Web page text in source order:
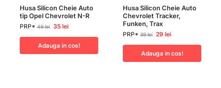
Husa Silicon Cheie Auto
tip Opel Chevrolet N-R
PRP* 49lei 35 lei
Adauga in cos!
Husa Silicon Cheie Auto
Chevrolet Tracker,
Funken, Trax
PRP* 39lei 29 lei
Adauga in cos!